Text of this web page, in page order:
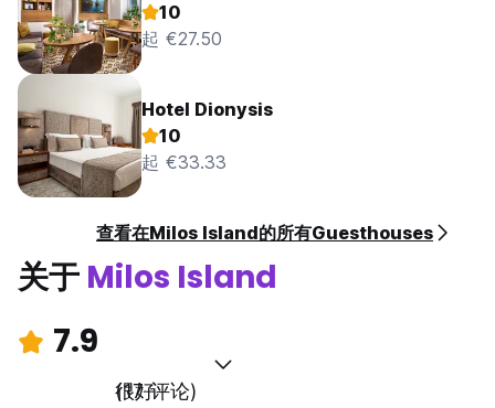
10
起 €27.50
Hotel Dionysis
10
起 €33.33
查看在Milos Island的所有Guesthouses
关于 Milos Island
7.9
很好
(17 评论)